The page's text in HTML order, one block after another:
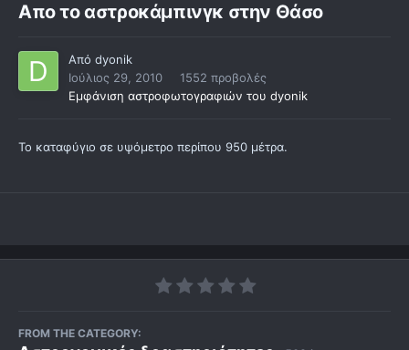
Απο το αστροκάμπινγκ στην Θάσο
Από dyonik
Ιούλιος 29, 2010
1552 προβολές
Εμφάνιση αστροφωτογραφιών του dyonik
Το καταφύγιο σε υψόμετρο περίπου 950 μέτρα.
FROM THE CATEGORY: